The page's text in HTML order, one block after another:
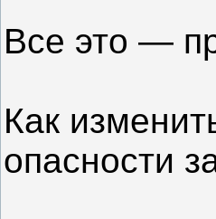
Все это —
Как
опасности